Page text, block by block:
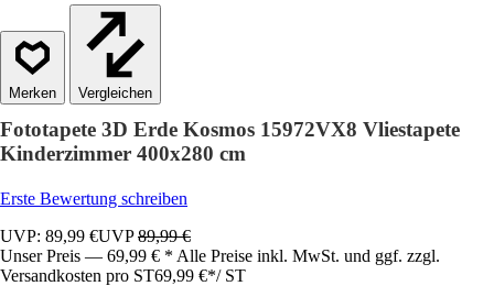
Vergleichen
Fototapete 3D Erde Kosmos 15972VX8 Vliestapete
Kinderzimmer 400x280 cm
Erste Bewertung schreiben
UVP: 89,99 €UVP89,99 €
Unser Preis — 69,99 € * Alle Preise inkl. MwSt. und ggf. zzgl.
Versandkosten pro ST69,99 €*/ ST